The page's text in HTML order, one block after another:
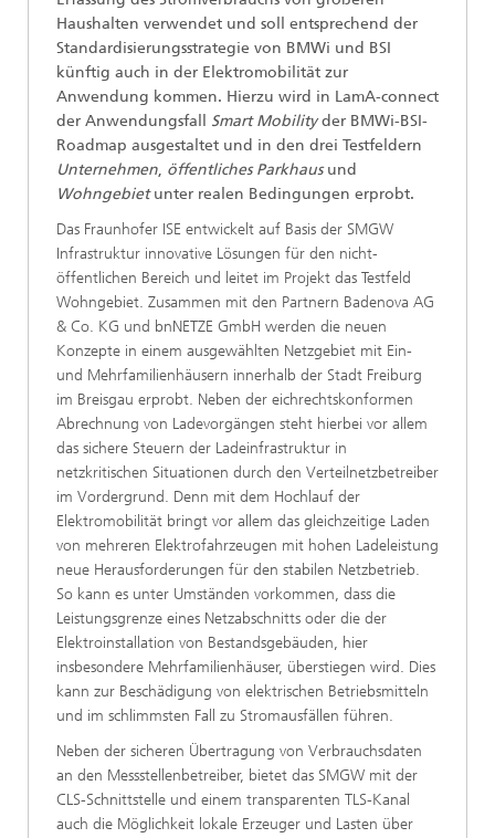
Haushalten verwendet und soll entsprechend der
Standardisierungsstrategie von BMWi und BSI
künftig auch in der Elektromobilität zur
Anwendung kommen. Hierzu wird in LamA-connect
der Anwendungsfall Smart Mobilityder BMWi-BSI-
Roadmap ausgestaltet und in den drei Testfeldern
Unternehmen, öffentliches Parkhausund
Wohngebietunter realen Bedingungen erprobt.
Das Fraunhofer ISE entwickelt auf Basis der SMGW
Infrastruktur innovative Lösungen für den nicht-
öffentlichen Bereich und leitet im Projekt das Testfeld
Wohngebiet. Zusammen mit den Partnern Badenova AG
& Co. KG und bnNETZE GmbH werden die neuen
Konzepte in einem ausgewählten Netzgebiet mit Ein-
und Mehrfamilienhäusern innerhalb der Stadt Freiburg
im Breisgau erprobt. Neben der eichrechtskonformen
Abrechnung von Ladevorgängen steht hierbei vor allem
das sichere Steuern der Ladeinfrastruktur in
netzkritischen Situationen durch den Verteilnetzbetreiber
im Vordergrund. Denn mit dem Hochlauf der
Elektromobilität bringt vor allem das gleichzeitige Laden
von mehreren Elektrofahrzeugen mit hohen Ladeleistung
neue Herausforderungen für den stabilen Netzbetrieb.
So kann es unter Umständen vorkommen, dass die
Leistungsgrenze eines Netzabschnitts oder die der
Elektroinstallation von Bestandsgebäuden, hier
insbesondere Mehrfamilienhäuser, überstiegen wird. Dies
kann zur Beschädigung von elektrischen Betriebsmitteln
und im schlimmsten Fall zu Stromausfällen führen.
Neben der sicheren Übertragung von Verbrauchsdaten
an den Messstellenbetreiber, bietet das SMGW mit der
CLS-Schnittstelle und einem transparenten TLS-Kanal
auch die Möglichkeit lokale Erzeuger und Lasten über